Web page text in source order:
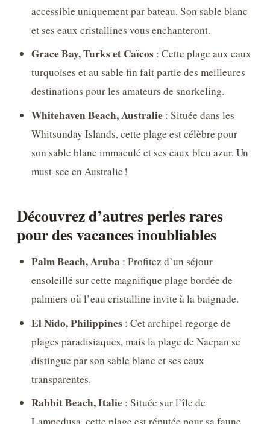
accessible uniquement par bateau. Son sable blanc
et ses eaux cristallines vous enchanteront.
Grace Bay, Turks et Caïcos : Cette plage aux eaux
turquoises et au sable fin fait partie des meilleures
destinations pour les amateurs de snorkeling.
Whitehaven Beach, Australie : Située dans les
Whitsunday Islands, cette plage est célèbre pour
son sable blanc immaculé et ses eaux bleu azur. Un
must-see en Australie !
Découvrez d’autres perles rares
pour des vacances inoubliables
Palm Beach, Aruba : Profitez d’un séjour
ensoleillé sur cette magnifique plage bordée de
palmiers où l’eau cristalline invite à la baignade.
El Nido, Philippines : Cet archipel regorge de
plages paradisiaques, mais la plage de Nacpan se
distingue par son sable blanc et ses eaux
transparentes.
Rabbit Beach, Italie : Située sur l’île de